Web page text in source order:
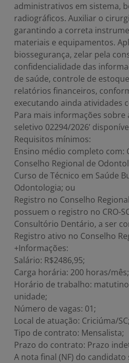
administrativos em sistema,
radiográficos. Auxiliar o
garantindo a correta
materiais e equipamentos.
biossegurança, zelar pela
confidencialidade das
de saúde, controle de
relatórios financeiros,
executando ainda atividades
Para mais informações sobre
seletivo 02294/2026’
Requisitos mínimos:
Ensino médio completo com:
Conselho Regional de
Curso de Técnico em Saúde
Odontologia; ou
Registro no Conselho
possuem o registro no CRO-
Consultório Dentário, a ser
Registro ativo no Conselho
+Informações:
Salário: R$2486,95;
Carga horária: 200 horas/mês;
Horário de trabalho:
unidade;
Número de vagas: 01;
Local de atuação: Criciúma/SC;
Tipo de contrato: Mensalista;
Prazo do contrato: Prazo
A nota final (NF) do